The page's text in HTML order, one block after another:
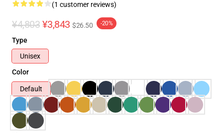
(1 customer reviews)
¥4,803 ¥3,843 $26.50 -20%
Type
Unisex
Color
Default